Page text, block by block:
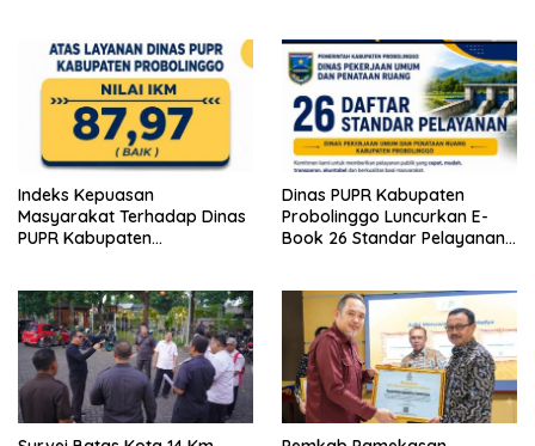
Indeks Kepuasan
Masyarakat Terhadap Dinas
PUPR Kabupaten
Dinas PUPR Kabupaten
Probolinggo Luncurkan E-
Book 26 Standar Pelayanan